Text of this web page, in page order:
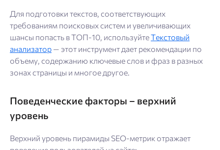
Для подготовки текстов, соответствующих
требованиям поисковых систем и увеличивающих
шансы попасть в ТОП-10, используйтеТекстовый
анализатор — этот инструмент дает рекомендации по
объему, содержанию ключевые слов и фраз в разных
зонах страницы и многое другое.
Поведенческие факторы – верхний
уровень
Верхний уровень пирамиды SEO-метрик отражает